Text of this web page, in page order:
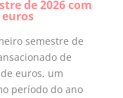
de 2026 com
semestre de
de
euros, um
período do ano